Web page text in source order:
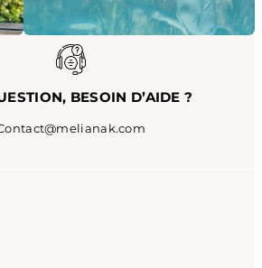
BESOIN D’AIDE ?